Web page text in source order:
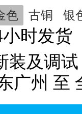
色 古铜 银
时发货
装及调
广州 至